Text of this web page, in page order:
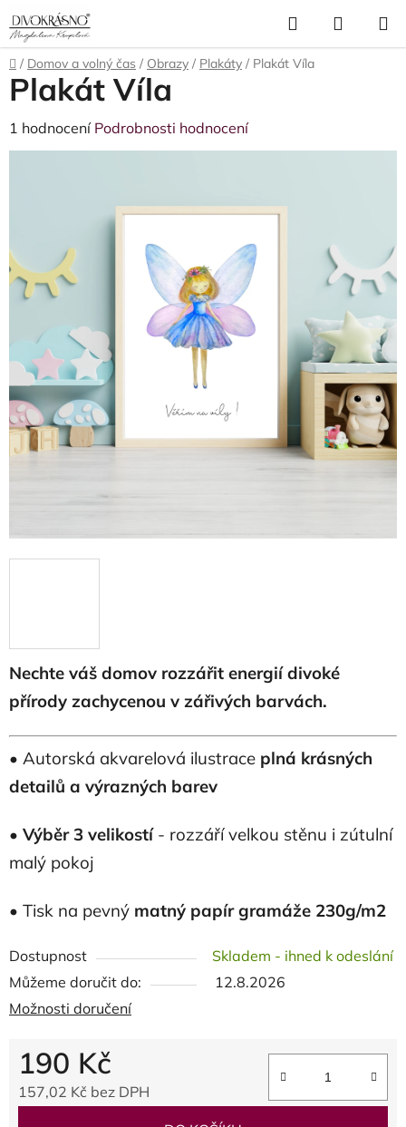
na
obsah
Hledat
KOŠÍK
Domů
/ Domov a volný čas / Obrazy / Plakáty / Plakát Víla
Nechte váš domov rozzářit energií divoké
přírody zachycenou v zářivých barvách.
• Autorská akvarelová ilustrace plná krásných
detailů a výrazných barev
• Výběr 3 velikostí- rozzáří velkou stěnu i zútulní
malý pokoj
• Tisk na pevný matný papír gramáže 230g/m2
Dostupnost
Skladem - ihned k odeslání
Můžeme doručit do:
12.8.2026
Možnosti doručení
190 Kč
157,02 Kč bez DPH
Plakát Víla
Průměrné
hodnocení
z
5
hvězdiček.
1 hodnocení Podrobnosti hodnocení